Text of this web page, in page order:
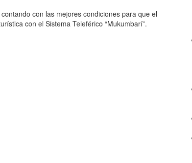
con las mejores condiciones para que el
con el Sistema Teleférico “Mukumbarí”.